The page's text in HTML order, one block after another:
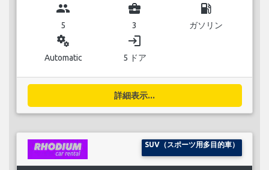
group
5
business_center
3
local_gas_station
ガソリン
miscellaneous_services
Automatic
login
5 ドア
詳細表示...
SUV（スポーツ用多目的車）